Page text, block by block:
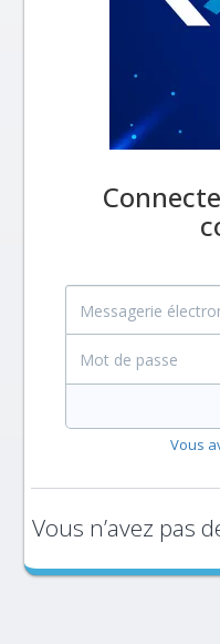
Messagerie
Vous
Vous n’avez pas